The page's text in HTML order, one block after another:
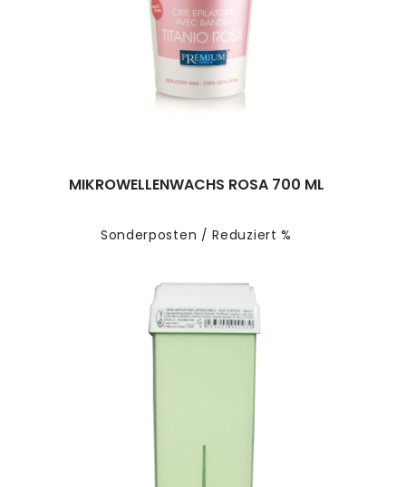
Sonderposten / Reduziert %
MIKROWELLENWACHS ROSA 700 ML